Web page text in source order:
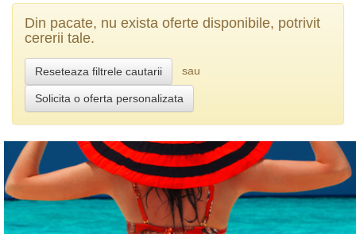
Din pacate, nu exista oferte disponibile, potrivit
cererii tale.
Reseteaza filtrele cautarii sau
Solicita o oferta personalizata